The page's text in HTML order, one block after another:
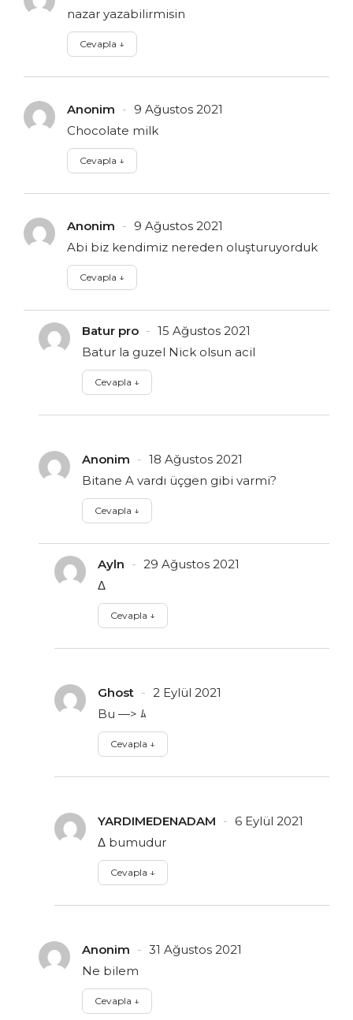
nazar yazabilirmisin
Cevapla ↓
Anonim
9 Ağustos 2021
Chocolate milk
Cevapla ↓
Anonim
9 Ağustos 2021
Abi biz kendimiz nereden oluşturuyorduk
Cevapla ↓
Batur pro
15 Ağustos 2021
Batur la guzel Nick olsun acil
Cevapla ↓
Anonim
18 Ağustos 2021
Bitane A vardı üçgen gibi varmi?
Cevapla ↓
Ayln
29 Ağustos 2021
Δ
Cevapla ↓
Ghost
2 Eylül 2021
Bu —> ﾑ
Cevapla ↓
YARDIMEDENADAM
6 Eylül 2021
Δ bumudur
Cevapla ↓
Anonim
31 Ağustos 2021
Ne bilem
Cevapla ↓